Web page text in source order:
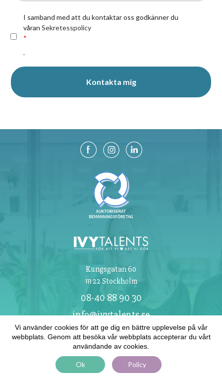
I samband med att du kontaktar oss godkänner du
våran Sekretesspolicy
*
.
Kungsgatan 60
111 22 Stockholm
08-40 88 90 30
info@ivytalents.se
Klicka här för att inte spåras av Google Analytics
Vi använder cookies för att ge dig en bättre upplevelse på vår
webbplats. Genom att besöka vår webbplats accepterar du vårt
användande av cookies.
Ok Policy